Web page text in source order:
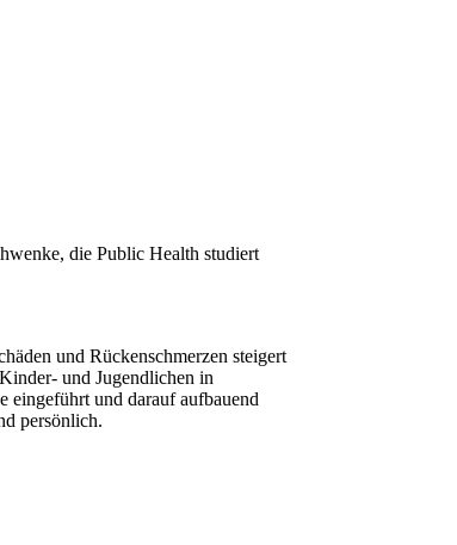
die Public Health studiert
und Rückenschmerzen steigert
und Jugendlichen in
eingeführt und darauf aufbauend
persönlich.